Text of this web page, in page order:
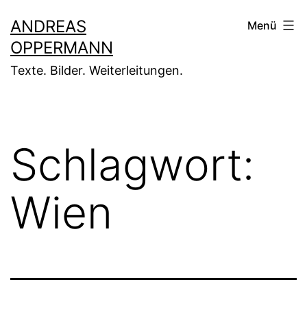
Inhalt
springen
ANDREAS
OPPERMANN
Texte. Bilder. Weiterleitungen.
Menü
Schlagwort:
Wien